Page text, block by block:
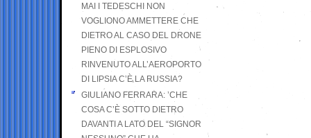
MAI I TEDESCHI NON
VOGLIONO AMMETTERE CHE
DIETRO AL CASO DEL DRONE
PIENO DI ESPLOSIVO
RINVENUTO ALL’AEROPORTO
DI LIPSIA C’È LA RUSSIA?
GIULIANO FERRARA: ’CHE
COSA C’È SOTTO DIETRO
DAVANTI A LATO DEL “SIGNOR